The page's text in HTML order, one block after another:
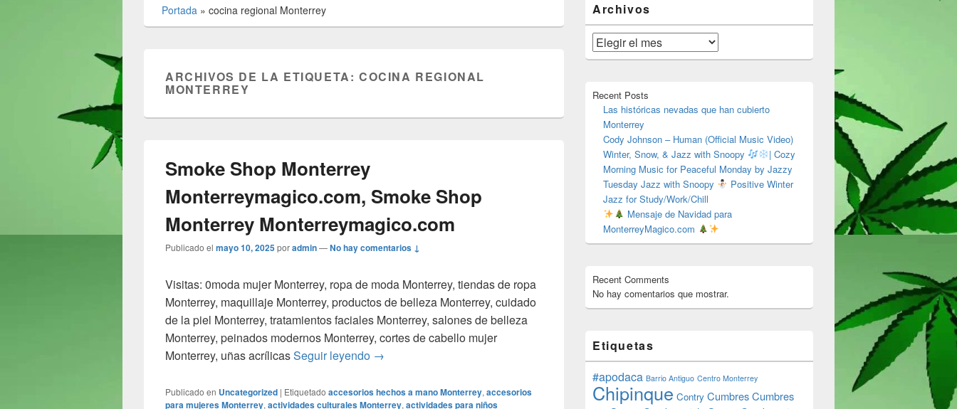
Portada » cocina regional Monterrey
ARCHIVOS DE LA ETIQUETA:COCINA REGIONAL
MONTERREY
Smoke Shop Monterrey
Monterreymagico.com, Smoke Shop
Monterrey Monterreymagico.com
Publicado el mayo 10, 2025poradmin—No hay comentarios ↓
Visitas: 0moda mujer Monterrey, ropa de moda Monterrey, tiendas de ropa
Monterrey, maquillaje Monterrey, productos de belleza Monterrey, cuidado
de la piel Monterrey, tratamientos faciales Monterrey, salones de belleza
Monterrey, peinados modernos Monterrey, cortes de cabello mujer
Monterrey, uñas acrílicasSeguir leyendo Smoke Shop Monterrey Monterreymagico.com, Smoke Shop Monterrey Monterreymagico.com
→
Publicado en Uncategorized | Etiquetado accesorios hechos a mano Monterrey, accesorios
para mujeres Monterrey, actividades culturales Monterrey, actividades para niños
área
de
widget
barra
lateral
Archivos
Archivos
Recent Posts
Las históricas nevadas que han cubierto
Monterrey
Cody Johnson – Human (Official Music Video)
Winter, Snow, & Jazz with Snoopy
| Cozy
Morning Music for Peaceful Monday by Jazzy
Tuesday Jazz with Snoopy
Positive Winter
Jazz for Study/Work/Chill
Mensaje de Navidad para
MonterreyMagico.com
Recent Comments
No hay comentarios que mostrar.
Etiquetas
#apodaca Barrio Antiguo Centro Monterrey
Chipinque Contry CumbresCumbres